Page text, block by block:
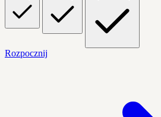
Rozpocznij